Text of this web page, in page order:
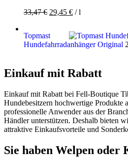
ist:
33,47€ Ursprünglicher
33,47 €
29,45 €Aktueller
29,45 €.
/l
Topmast
Hundefahrradanhänger Original
Einkauf mit Rabatt
Einkauf mit Rabatt bei Fell-Boutique
Hundebesitzern hochwertige Produkte
professionelle Anwender aus der
Händler unterstützen. Deshalb bieten
attraktive Einkaufsvorteile und
Sie haben Welpen oder